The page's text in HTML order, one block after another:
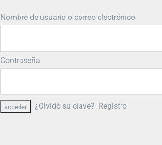
Nombre de usuario o correo electrónico
Contraseña
¿Olvidó su clave? Registro